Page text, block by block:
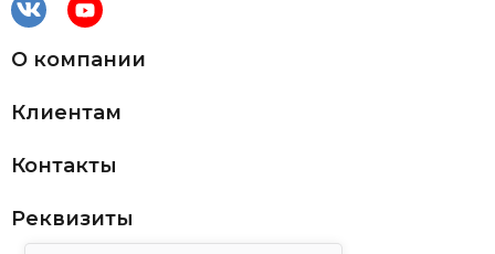
О компании
Клиентам
Контакты
Реквизиты